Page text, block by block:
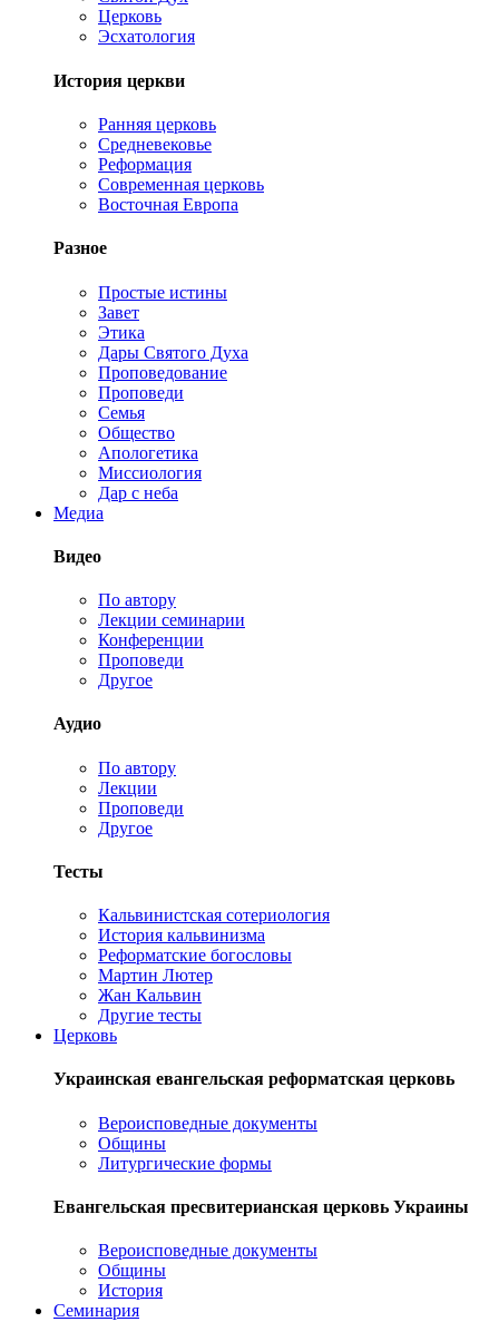
Церковь
Эсхатология
История церкви
Ранняя церковь
Средневековье
Реформация
Современная церковь
Восточная Европа
Разное
Простые истины
Завет
Этика
Дары Святого Духа
Проповедование
Проповеди
Семья
Общество
Апологетика
Миссиология
Дар с неба
Медиа
Видео
По автору
Лекции семинарии
Конференции
Проповеди
Другое
Аудио
По автору
Лекции
Проповеди
Другое
Тесты
Кальвинистская сотериология
История кальвинизма
Реформатские богословы
Мартин Лютер
Жан Кальвин
Другие тесты
Церковь
Украинская евангельская реформатская церковь
Вероисповедные документы
Общины
Литургические формы
Евангельская пресвитерианская церковь Украины
Вероисповедные документы
Общины
История
Семинария